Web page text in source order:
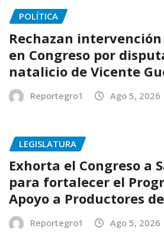
POLÍTICA
Rechazan
en Congreso por
natalicio de Vicente
Reportegro1 Ago 5, 2026
LEGISLATURA
Exhorta el Congreso a
para fortalecer el
Apoyo a Productores
Reportegro1 Ago 5, 2026